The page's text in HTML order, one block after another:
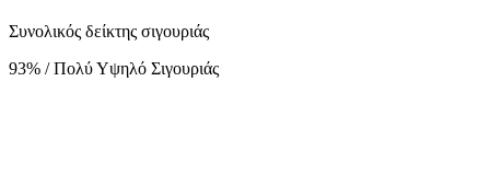
Συνολικός δείκτης σιγουριάς
93% / Πολύ Υψηλό Σιγουριάς